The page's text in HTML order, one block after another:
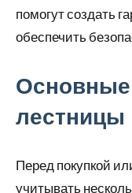
помогут создать
обеспечить
Основные
лестницы
Перед покупкой
учитывать